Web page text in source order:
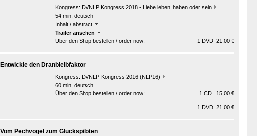
Kongress: DVNLP Kongress 2018 - Liebe leben, haben oder sein
54 min, deutsch
Inhalt / abstract
Trailer ansehen
Über den Shop bestellen / order now:
1 DVD 21,00 €
Entwickle den Dranbleibfaktor
Kongress: DVNLP-Kongress 2016 (NLP16)
60 min, deutsch
Über den Shop bestellen / order now:
1 CD 15,00 €
1 DVD 21,00 €
Vom Pechvogel zum Glückspiloten